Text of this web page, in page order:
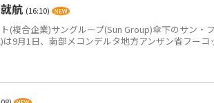
航 (16:10)
(複合企業)サングループ(Sun Group)傘下のサン・
9月1日、南部メコンデルタ地方アンザン省フーコ